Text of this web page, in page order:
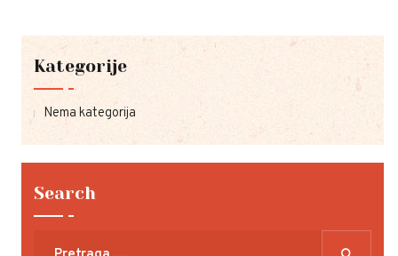
Kategorije
Nema kategorija
Search